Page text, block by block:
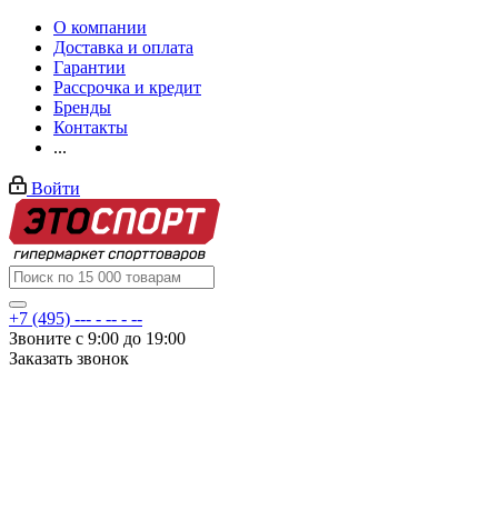
О компании
Доставка и оплата
Гарантии
Рассрочка и кредит
Бренды
Контакты
...
Войти
+7 (495) --- - -- - --
Звоните с 9:00 до 19:00
Заказать звонок